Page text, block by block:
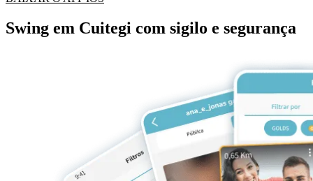
Swing em Cuitegi com sigilo e segurança